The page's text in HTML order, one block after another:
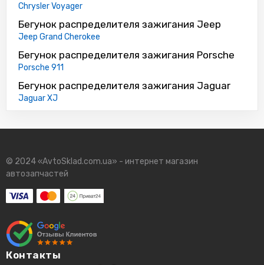
Chrysler Voyager
Бегунок распределителя зажигания Jeep
Jeep Grand Cherokee
Бегунок распределителя зажигания Porsche
Porsche 911
Бегунок распределителя зажигания Jaguar
Jaguar XJ
© 2024 «AvtoSklad.com.ua» - интернет магазин
автозапчастей
Контакты